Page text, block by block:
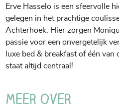
Erve Hasselo is een sfeervolle
gelegen in het prachtige
Achterhoek. Hier zorgen
passie voor een onvergetelijk
luxe bed & breakfast of één van
staat altijd centraal!
Meer over